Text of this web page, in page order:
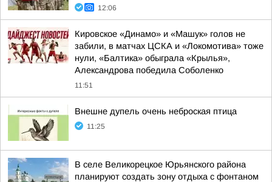
12:06
Кировское «Динамо» и «Машук» голов не
забили, в матчах ЦСКА и «Локомотива» тоже
нули, «Балтика» обыграла «Крылья»,
Александрова победила Соболенко
11:51
Внешне дупель очень неброская птица
11:25
В селе Великорецкое Юрьянского района
планируют создать зону отдыха с фонтаном